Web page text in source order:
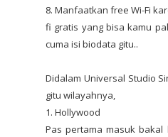
8. Manfaatkan free Wi-Fi
fi gratis yang bisa kamu
cuma isi biodata gitu..
Didalam Universal Studio
gitu wilayahnya,
1. Hollywood
Pas pertama masuk